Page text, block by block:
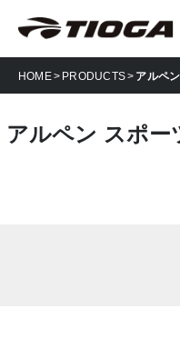
HOME PRODUCTS アルペ
アルペン スポー